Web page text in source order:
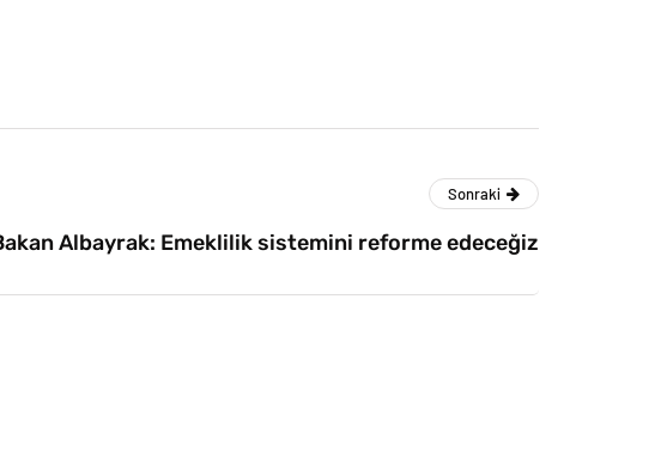
Sonraki
Albayrak: Emeklilik sistemini reforme edeceğiz